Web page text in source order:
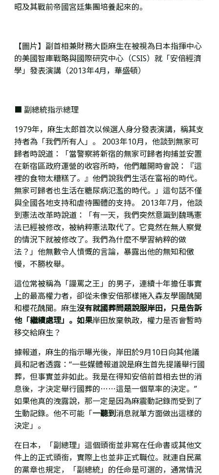
昭及其戰前帝國宮廷集團培養起來的。
【圖片】副首相兼財務大臣麻生在被視為日本指揮中心
的美國智庫戰略與國際研究中心（CSIS）就「安倍經濟
學」發表演講（2013年4月，華盛頓）
■ 副總統指示總理
1979年，麻生太郎首次以候選人身分發表演講， 稱其支
持者為「我們所有人」。 2003年10月，他談到無家可
歸者時說道：「當警察將新宿的無家可歸者拘捕並安置
在新宿區政府運營的收容所時，他們離開時會說：『這
裡的食物太糟糕了。』他們說我們生活在富裕的時代。
無家可歸者也生活在糖尿病氾濫的時代。」這句話不僅
與全國各地支持和虐待團體的支持。 2013年7月，他談
到憲法改革時說道：「有一天，我們突然意識到魏瑪憲
法已經被修改，被納粹憲法取代了。它竟然在無人察覺
的情況下就被修改了。我們為什麼不學習納粹的做
法？」他無數令人憤慨的言論，暴露出他的無知和傲
慢，不勝枚舉。
這位常被稱為「謾罵之王」的男子，連續十年擔任事實
上的最高權力者，卻從未像安倍那樣捲入森友學園醜聞
和櫻花醜聞。麻生沒有就國葬問題說服岸田，只是告訴
他「繼續處理」。如果岸田放棄執政，權力是否會暫時
移交給麻生？
據報道，麻生的指示曝光後，岸田於9月10日向其他議
員和記者透露：“一些媒體報道說是麻生首先提議舉行國
葬，但事實並非如此。我是在得知安倍前首相去世的消
息後，才決定舉行國葬的……這是一個草率的決定。”
如果他真的洩露說，那一定是因為麻震動記錄而受到了
生動記錄。他不可能「一聽到消息就單方面做出這樣的
決定」 。
在日本，「副總理」這個頭銜並非寫在任命書或其他文
件上的正式頭銜，實際上也並非正式職位。就連自民黨
的黨章也規定，「副總統」的任命是可選的， 通常情況